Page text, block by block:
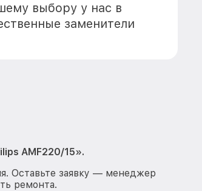
выбору у нас в
заменители
AMF220/15».
Оставьте заявку — менеджер
ремонта.